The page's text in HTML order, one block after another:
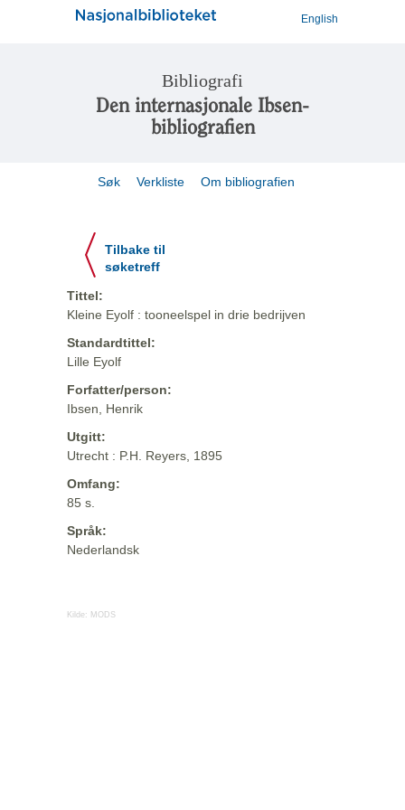
English
Bibliografi
Den internasjonale Ibsen-
bibliografien
Søk Verkliste Om bibliografien
Tilbake til
søketreff
Tittel:
Kleine Eyolf : tooneelspel in drie bedrijven
Standardtittel:
Lille Eyolf
Forfatter/person:
Ibsen, Henrik
Utgitt:
Utrecht : P.H. Reyers, 1895
Omfang:
85 s.
Språk:
Nederlandsk
Kilde: MODS